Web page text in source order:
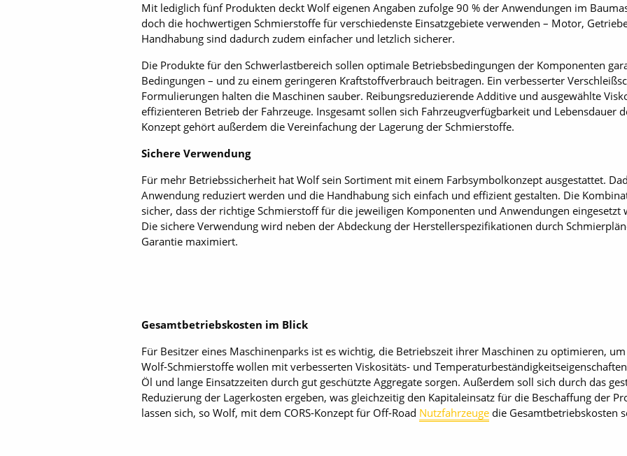
Mit lediglich fünf Produkten deckt Wolf eigenen Angaben zufolge 90 % der Anwendungen im
doch die hochwertigen Schmierstoffe für verschiedenste Einsatzgebiete verwenden – Motor,
Handhabung sind dadurch zudem einfacher und letzlich sicherer.
Die Produkte für den Schwerlastbereich sollen optimale Betriebsbedingungen der Komponenten
Bedingungen – und zu ­einem geringeren Kraftstoffverbrauch beitragen. Ein verbesserter
Formulierungen halten die Maschinen sauber. Reibungsreduzierende Additive und ausgewählte
effizienteren Betrieb der Fahrzeuge. Insgesamt sollen sich Fahrzeugverfügbarkeit und Lebensdauer
Konzept gehört außerdem die Vereinfachung der Lagerung der Schmierstoffe.
Sichere Verwendung
Für mehr Betriebssicherheit hat Wolf sein Sortiment mit einem Farbsymbolkonzept ausgestattet.
Anwendung reduziert werden und die Handhabung sich einfach und effizient gestalten. Die
sicher, dass der richtige Schmierstoff für die jeweiligen Komponenten und Anwendungen
Die sichere Verwendung wird neben der Abdeckung der Herstellerspezifikationen durch
Garantie maximiert.
Gesamtbetriebskosten im Blick
Für Besitzer eines Maschinenparks ist es wichtig, die Betriebszeit ihrer Maschinen zu optimieren,
Wolf-Schmierstoffe wollen mit verbesserten Viskositäts- und
Öl und lange Einsatzzeiten durch gut geschützte Aggregate sorgen. Außerdem soll sich durch das
Reduzierung der Lagerkosten ergeben, was gleichzeitig den Kapitaleinsatz für die Beschaffung der
lassen sich, so Wolf, mit dem CORS-Konzept für Off-Road Nutzfahrzeuge die Gesamtbetriebskosten